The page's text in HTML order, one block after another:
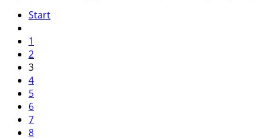
Start
1
2
3
4
5
6
7
8